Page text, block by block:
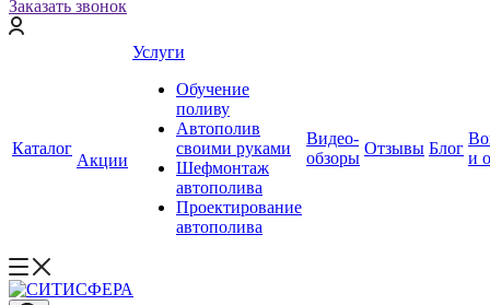
Заказать звонок
Каталог
Акции
Услуги
Обучение
поливу
Автополив
своими руками
Шефмонтаж
автополива
Проектирование
автополива
Видео-
обзоры
Отзывы Блог
и